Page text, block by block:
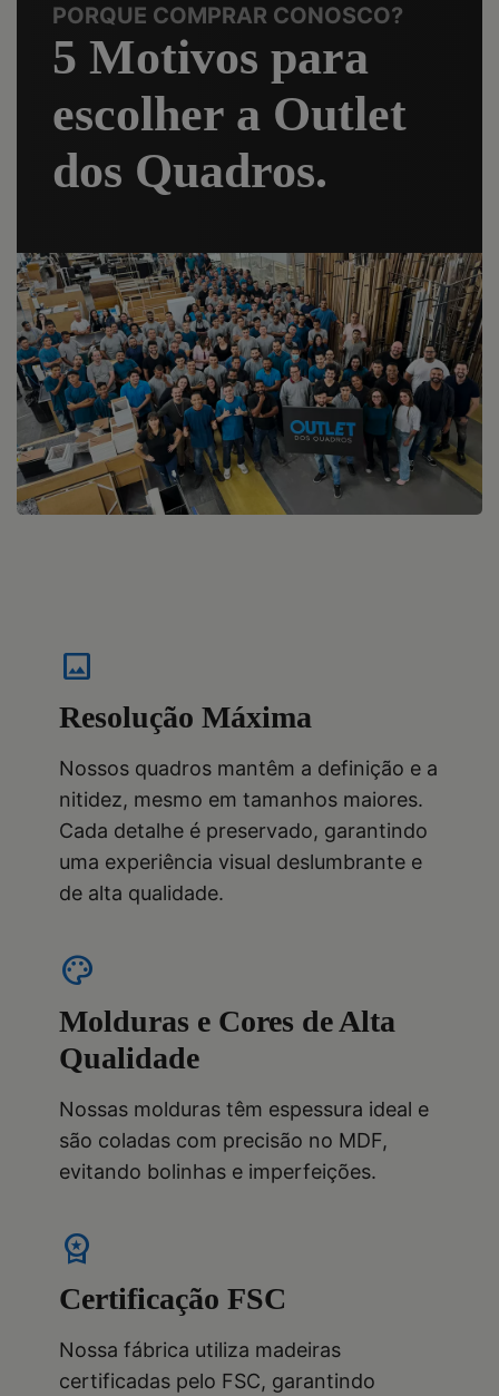
PORQUE COMPRAR CONOSCO?
5 Motivos para
escolher a Outlet
dos Quadros.
image
Resolução Máxima
Nossos quadros mantêm a definição e a
nitidez, mesmo em tamanhos maiores.
Cada detalhe é preservado, garantindo
uma experiência visual deslumbrante e
de alta qualidade.
palette
Molduras e Cores de Alta
Qualidade
Nossas molduras têm espessura ideal e
são coladas com precisão no MDF,
evitando bolinhas e imperfeições.
workspace_premium
Certificação FSC
Nossa fábrica utiliza madeiras
certificadas pelo FSC, garantindo